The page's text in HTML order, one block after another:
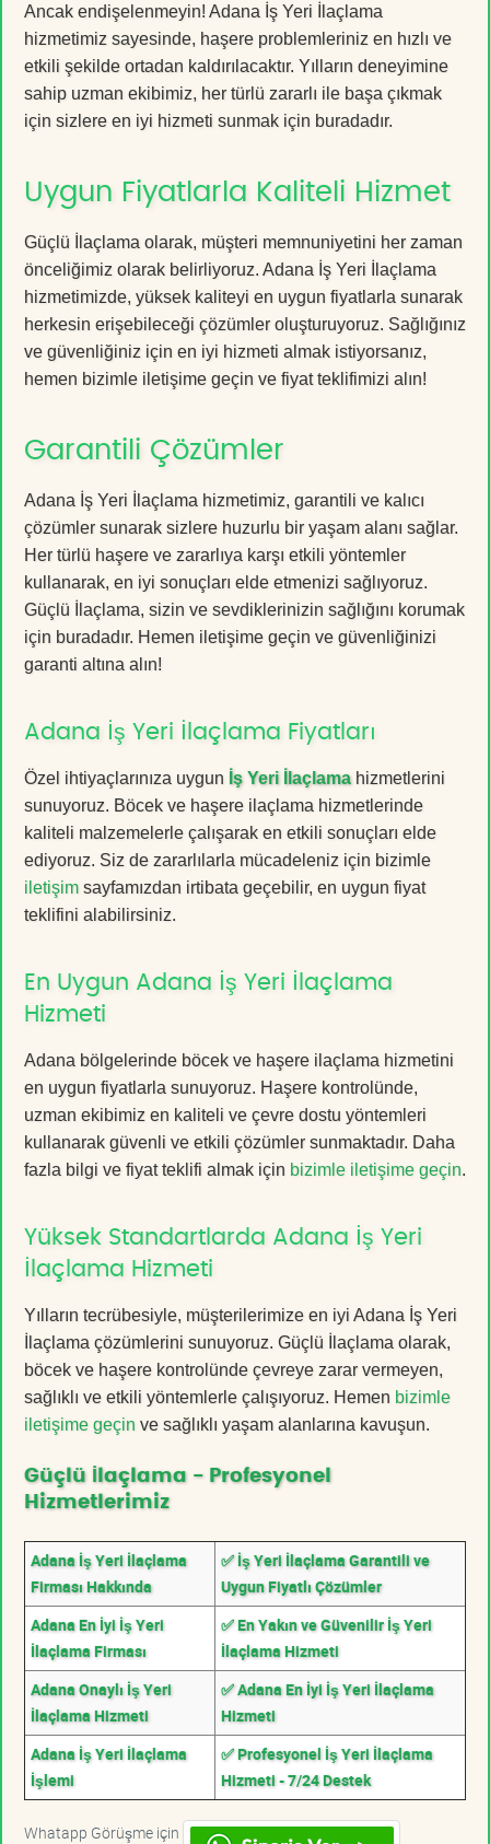
Ancak endişelenmeyin! Adana İş Yeri İlaçlama
hizmetimiz sayesinde, haşere problemleriniz en hızlı ve
etkili şekilde ortadan kaldırılacaktır. Yılların deneyimine
sahip uzman ekibimiz, her türlü zararlı ile başa çıkmak
için sizlere en iyi hizmeti sunmak için buradadır.
Uygun Fiyatlarla Kaliteli Hizmet
Güçlü İlaçlama olarak, müşteri memnuniyetini her zaman
önceliğimiz olarak belirliyoruz. Adana İş Yeri İlaçlama
hizmetimizde, yüksek kaliteyi en uygun fiyatlarla sunarak
herkesin erişebileceği çözümler oluşturuyoruz. Sağlığınız
ve güvenliğiniz için en iyi hizmeti almak istiyorsanız,
hemen bizimle iletişime geçin ve fiyat teklifimizi alın!
Garantili Çözümler
Adana İş Yeri İlaçlama hizmetimiz, garantili ve kalıcı
çözümler sunarak sizlere huzurlu bir yaşam alanı sağlar.
Her türlü haşere ve zararlıya karşı etkili yöntemler
kullanarak, en iyi sonuçları elde etmenizi sağlıyoruz.
Güçlü İlaçlama, sizin ve sevdiklerinizin sağlığını korumak
için buradadır. Hemen iletişime geçin ve güvenliğinizi
garanti altına alın!
Adana İş Yeri İlaçlama Fiyatları
Özel ihtiyaçlarınıza uygun İş Yeri İlaçlamahizmetlerini
sunuyoruz. Böcek ve haşere ilaçlama hizmetlerinde
kaliteli malzemelerle çalışarak en etkili sonuçları elde
ediyoruz. Siz de zararlılarla mücadeleniz için bizimle
iletişim sayfamızdan irtibata geçebilir, en uygun fiyat
teklifini alabilirsiniz.
En Uygun Adana İş Yeri İlaçlama
Hizmeti
Adana bölgelerinde böcek ve haşere ilaçlama hizmetini
en uygun fiyatlarla sunuyoruz. Haşere kontrolünde,
uzman ekibimiz en kaliteli ve çevre dostu yöntemleri
kullanarak güvenli ve etkili çözümler sunmaktadır. Daha
fazla bilgi ve fiyat teklifi almak için bizimle iletişime geçin.
Yüksek Standartlarda Adana İş Yeri
İlaçlama Hizmeti
Yılların tecrübesiyle, müşterilerimize en iyi Adana İş Yeri
İlaçlama çözümlerini sunuyoruz. Güçlü İlaçlama olarak,
böcek ve haşere kontrolünde çevreye zarar vermeyen,
sağlıklı ve etkili yöntemlerle çalışıyoruz. Hemen bizimle
iletişime geçin ve sağlıklı yaşam alanlarına kavuşun.
Güçlü İlaçlama - Profesyonel
Hizmetlerimiz
Adana İş Yeri İlaçlama
Firması Hakkında
✅ İş Yeri İlaçlama Garantili ve
Uygun Fiyatlı Çözümler
Adana En İyi İş Yeri
İlaçlama Firması
✅ En Yakın ve Güvenilir İş Yeri
İlaçlama Hizmeti
Adana Onaylı İş Yeri
İlaçlama Hizmeti
✅ Adana En İyi İş Yeri İlaçlama
Hizmeti
Adana İş Yeri İlaçlama
İşlemi
✅ Profesyonel İş Yeri İlaçlama
Hizmeti - 7/24 Destek
Whatapp Görüşme için